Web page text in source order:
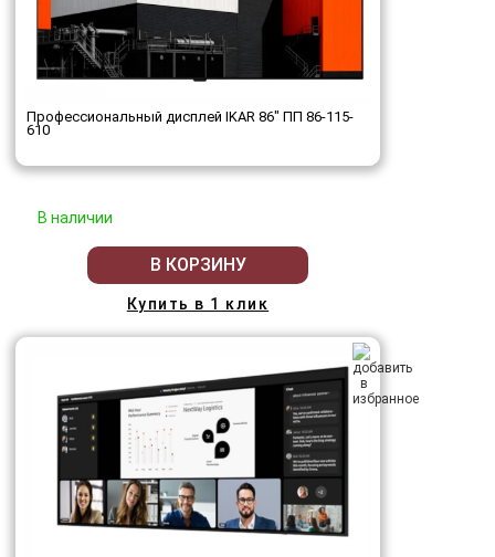
Профессиональный дисплей IKAR 86" ПП 86-115-
610
В наличии
В КОРЗИНУ
Купить в 1 клик